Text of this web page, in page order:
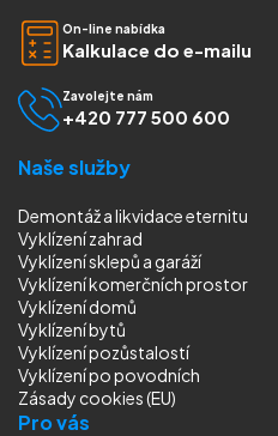
On-line nabídka
Kalkulace do e-mailu
Zavolejte nám
+420 777 500 600
Naše služby
Demontáž a likvidace eternitu
Vyklízení zahrad
Vyklízení sklepů a garáží
Vyklízení komerčních prostor
Vyklízení domů
Vyklízení bytů
Vyklízení pozůstalostí
Vyklízenípo povodních
Zásady cookies (EU)
Pro vás